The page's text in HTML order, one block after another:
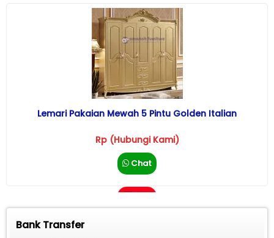
Lemari Pakaian Mewah 5 Pintu Golden Italian
Rp (Hubungi Kami)
Chat
Bank Transfer